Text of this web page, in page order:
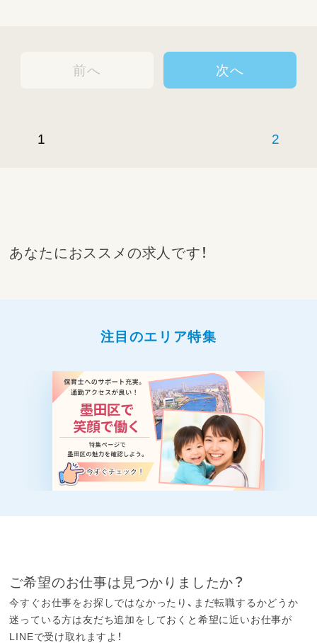
前へ
1 2
次へ
あなたにおススメの求人です！
注目のエリア特集
ご希望のお仕事は見つかりましたか？
今すぐお仕事をお探しではなかったり、まだ転職するかどうか
迷っている方は友だち追加をしておくと希望に近いお仕事が
LINEで受け取れますよ！